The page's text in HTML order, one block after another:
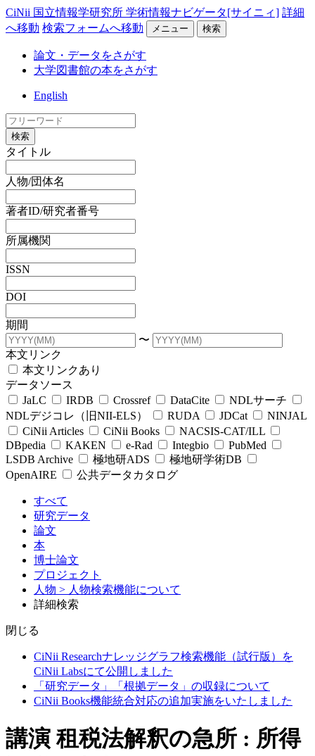
CiNii 国立情報学研究所 学術情報ナビゲータ[サイニィ] 詳細
へ移動 検索フォームへ移動 メニュー 検索
論文・データをさがす
大学図書館の本をさがす
English
検索
タイトル
人物/団体名
著者ID/研究者番号
所属機関
ISSN
DOI
期間
〜
本文リンク
本文リンクあり
データソース
JaLC
IRDB Crossref DataCite
NDLサーチ
NDLデジコレ（旧NII-ELS）
RUDA JDCat
NINJAL
CiNii Articles
CiNii Books
NACSIS-CAT/ILL
DBpedia
KAKEN e-Rad Integbio
PubMed
LSDB Archive
極地研ADS
極地研学術DB
OpenAIRE
公共データカタログ
すべて
研究データ
論文
本
博士論文
プロジェクト
人物 > 人物検索機能について
詳細検索
閉じる
CiNii Researchナレッジグラフ検索機能（試行版）を
CiNii Labsにて公開しました
「研究データ」「根拠データ」の収録について
CiNii Books機能統合対応の追加実施をいたしました
講演 租税法解釈の急所 : 所得